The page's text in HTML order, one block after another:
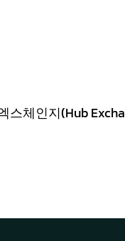
스체인지(Hub